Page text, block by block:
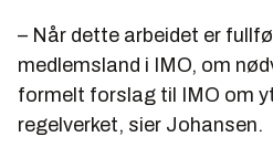
– Når dette arbeidet er
medlemsland i IMO, om
formelt forslag til IMO om
regelverket, sier Johansen.